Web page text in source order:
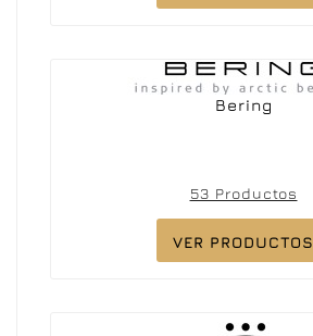
Bering
53 Productos
VER PRODUCTOS